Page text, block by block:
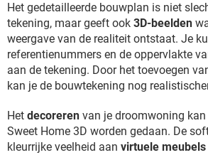
Het gedetailleerde bouwplan is niet
tekening, maar geeft ook 3D-beelden
weergave van de realiteit ontstaat. Je
referentienummers en de oppervlakte
aan de tekening. Door het toevoegen
kan je de bouwtekening nog
Het decoreren van je droomwoning
Sweet Home 3D worden gedaan. De
kleurrijke veelheid aan virtuele meubels